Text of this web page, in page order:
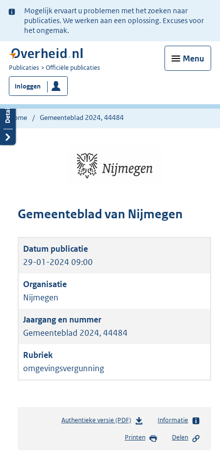
Ter
informatie:
Mogelijk ervaart u problemen met het zoeken naar
publicaties. We werken aan een oplossing. Excuses voor
het ongemak.
Menu
U
bent
nu
hier:
Publicaties Officiële publicaties
Inloggen
Home Gemeenteblad 2024, 44484
Gemeenteblad van Nijmegen
29-01-2024 09:00
Nijmegen
Gemeenteblad 2024, 44484
omgevingsvergunning
Authentieke versie (PDF)b
s
Informatie
Printen Delen